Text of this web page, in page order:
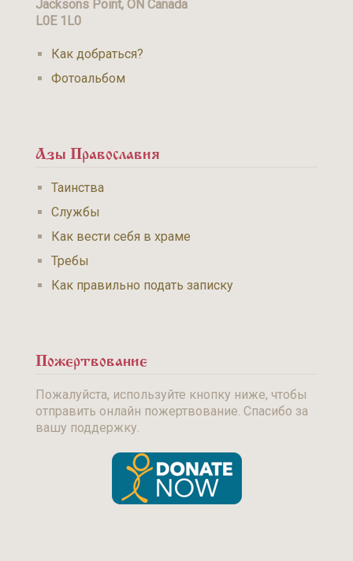
Jacksons Point, ON Canada
L0E 1L0
Как добраться?
Фотоальбом
Азы Православия
Таинства
Службы
Как вести себя в храме
Требы
Как правильно подать записку
Пожертвование
Пожалуйста, используйте кнопку ниже, чтобы
отправить онлайн пожертвование. Спасибо за
вашу поддержку.